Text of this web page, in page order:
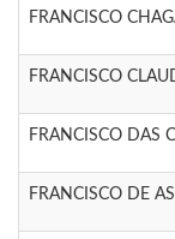
FRANCISCO
FRANCISCO
FRANCISCO DAS
FRANCISCO DE